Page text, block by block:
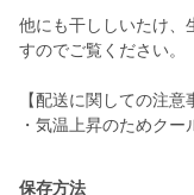
他にも干ししいたけ、
すのでご覧ください。
【配送に関しての注意
保存方法